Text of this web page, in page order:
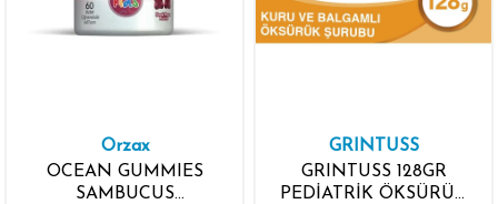
Orzax
OCEAN GUMMIES
SAMBUCUS
GRINTUSS
GRINTUSS 128GR
PEDİATRİK ÖKSÜRÜK